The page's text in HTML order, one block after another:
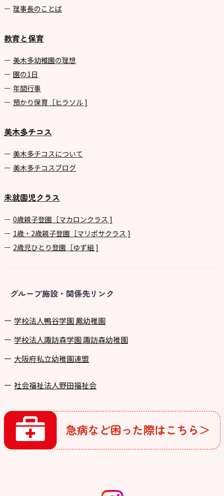
理事長のことば
教育と保育
美⽊多幼稚園の理想
園の1⽇
年間⾏事
預かり保育［ヒラソル ]
美木多チコス
美⽊多チコスについて
美⽊多チコスブログ
未就園児クラス
0歳親子登園［マカロンクラス ]
1歳・2歳親子登園［マリポサクラス ]
2歳児ひとり登園［ゆず組 ]
グループ施設・関係先リンク
学校法⼈鴨⾕学園 鳳幼稚園
学校法⼈諏訪森学園 諏訪森幼稚園
⼤阪府私⽴幼稚園連盟
社会福祉法人野田福祉会